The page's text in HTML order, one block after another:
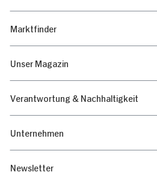
Marktfinder
Unser Magazin
Verantwortung & Nachhaltigkeit
Unternehmen
Newsletter